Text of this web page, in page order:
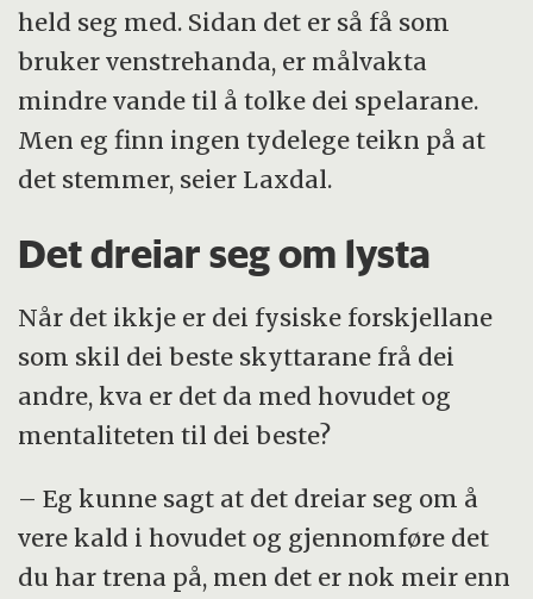
held seg med. Sidan det er så få som
bruker venstrehanda, er målvakta
mindre vande til å tolke dei spelarane.
Men eg finn ingen tydelege teikn på at
det stemmer, seier Laxdal.
Det dreiar seg om lysta
Når det ikkje er dei fysiske forskjellane
som skil dei beste skyttarane frå dei
andre, kva er det da med hovudet og
mentaliteten til dei beste?
– Eg kunne sagt at det dreiar seg om å
vere kald i hovudet og gjennomføre det
du har trena på, men det er nok meir enn